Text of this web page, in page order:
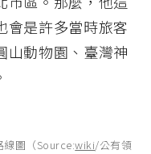
會是許多當時旅客
山動物園、臺灣神
線圖（Source:wiki/公有領